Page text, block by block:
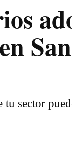
sector